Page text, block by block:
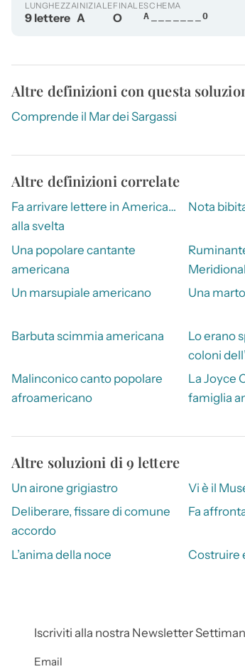
LUNGHEZZA
9 lettere
INIZIALE
A
FINALE
O
SCHEMA
A_______O
Altre definizioni con questa
Comprende il Mar dei Sargassi
Altre definizioni correlate
Fa arrivare lettere in America…
alla svelta
Nota
Una popolare cantante
americana
Un marsupiale americano
Una
Barbuta scimmia americana
Lo erano
coloni
Malinconico canto popolare
afroamericano
La Joyce
famiglia
Altre soluzioni di 9 lettere
Un airone grigiastro Vi è il
Deliberare, fissare di comune
accordo
Fa
L’anima della noce
Costruire
Iscriviti alla nostra Newsletter
Email